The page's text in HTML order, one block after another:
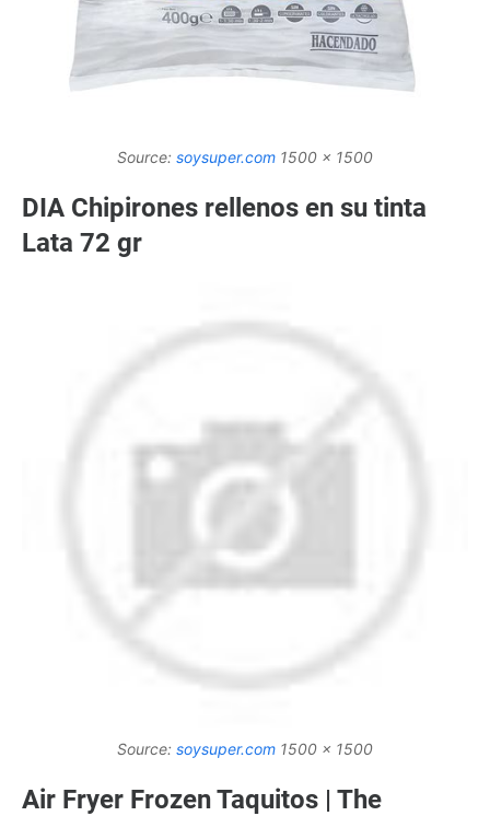
Source: soysuper.com 1500 x 1500
DIA Chipirones rellenos en su tinta
Lata 72 gr
Source: soysuper.com 1500 x 1500
Air Fryer Frozen Taquitos | The